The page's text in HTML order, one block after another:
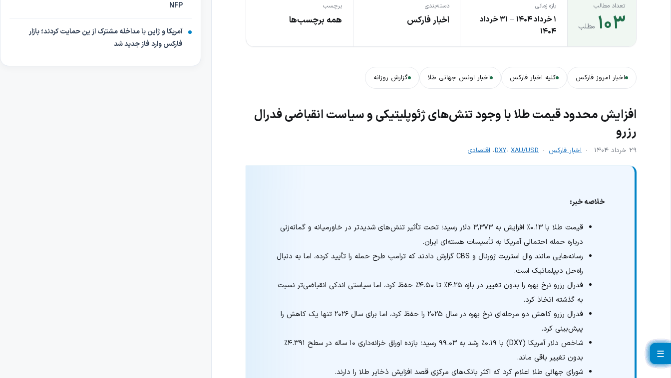
تعداد مطالب
۱۰۳ مطلب
بازه زمانی
۱ خرداد ۱۴۰۴ –
۳۱ خرداد
۱۴۰۴
دسته‌بندی
اخبار فارکس
برچسب
همه برچسب‌ها
اخبار امروز فارکس کلیه اخبار فارکس اخبار اونس جهانی طلا گزارش روزانه
افزایش محدود قیمت طلا با وجود تنش‌های ژئوپلیتیکی و سیاست انقباضی فدرال
رزرو
۲۹ خرداد ۱۴۰۴ اخبار فارکس DXY، XAU/USD ، اقتصادی
خلاصه خبر:
قیمت طلا با ۰.۱۳٪ افزایش به ۳,۳۷۳ دلار رسید؛ تحت تأثیر تنش‌های شدیدتر در خاورمیانه و گمانه‌زنی
درباره حمله احتمالی آمریکا به تأسیسات هسته‌ای ایران.
رسانه‌هایی مانند وال استریت ژورنال و CBS گزارش دادند که ترامپ طرح حمله را تأیید کرده، اما به دنبال
راه‌حل دیپلماتیک است.
فدرال رزرو نرخ بهره را بدون تغییر در بازه ۴.۲۵٪ تا ۴.۵۰٪ حفظ کرد، اما سیاستی اندکی انقباضی‌تر نسبت
به گذشته اتخاذ کرد.
فدرال رزرو کاهش دو مرحله‌ای نرخ بهره در سال ۲۰۲۵ را حفظ کرد، اما برای سال ۲۰۲۶ تنها یک کاهش را
پیش‌بینی کرد.
شاخص دلار آمریکا (DXY) با ۰.۱۹٪ رشد به ۹۹.۰۳ رسید؛ بازده اوراق خزانه‌داری ۱۰ ساله در سطح ۴.۳۹۱٪
بدون تغییر باقی ماند.
شورای جهانی طلا اعلام کرد که اکثر بانک‌های مرکزی قصد افزایش ذخایر طلا را دارند.
☰
☰
☰
☰
☰
☰
☰
☰
☰
☰
☰
☰
☰
☰
☰
☰
☰
☰
☰
NFP
آمریکا و ژاپن با مداخله مشترک از ین حمایت کردند؛ بازار
فارکس وارد فاز جدید شد